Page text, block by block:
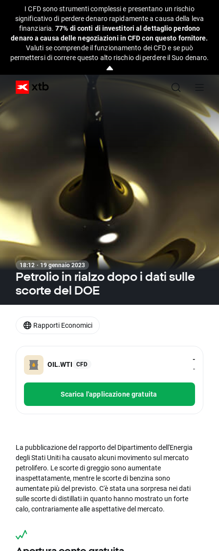
I CFD sono strumenti complessi e presentano un rischio
significativo di perdere denaro rapidamente a causa della leva
finanziaria.77% di conti di investitori al dettaglio perdono
denaro a causa delle negoziazioni in CFD con questo fornitore.
Valuti se comprende il funzionamento dei CFD e se può
permettersi di correre questo alto rischio di perdere il Suo denaro.
18:12 · 19 gennaio 2023
Petrolio in rialzo dopo i dati sulle
scorte del DOE
OIL.WTI CFD
-
-
Scarica l'applicazione gratuita
La pubblicazione del rapporto del Dipartimento dell'Energia
degli Stati Uniti ha causato alcuni movimento sul mercato
petrolifero. Le scorte di greggio sono aumentate
inaspettatamente, mentre le scorte di benzina sono
aumentate più del previsto. C'è stata una sorpresa nei dati
sulle scorte di distillati in quanto hanno mostrato un forte
calo, contrariamente alle aspettative del mercato.
Rapporti Economici